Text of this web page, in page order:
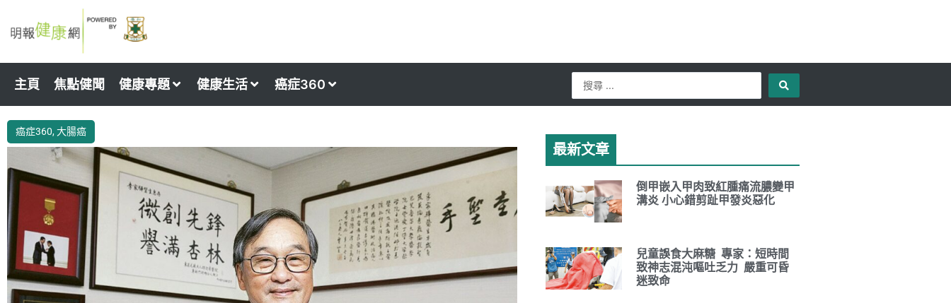
to
主頁 焦點健聞 健康專題 健康生活 癌症360
Search
...
癌症360,大腸癌
最新文章
倒甲嵌入甲肉致紅腫痛流膿變甲
溝炎 小心錯剪趾甲發炎惡化
兒童誤食大麻糖 專家：短時間
致神志混沌嘔吐乏力 嚴重可昏
迷致命